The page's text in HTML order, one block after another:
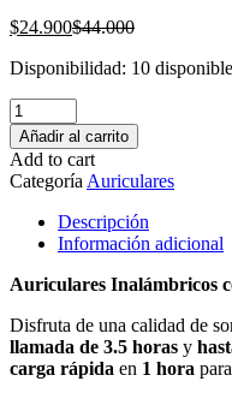
$24.900El
actual
$44.000El
original
Disponibilidad: 10
Auriculares
Inalámbricos
ANC
ENC
SE-
NEW2024
cantidad
Añadir al carrito
Add to cart
Categoría Auriculares
Descripción
Información adicional
Auriculares Inalámbricos
Disfruta de una calidad de
llamada de 3.5 horas y
carga rápida en 1 hora